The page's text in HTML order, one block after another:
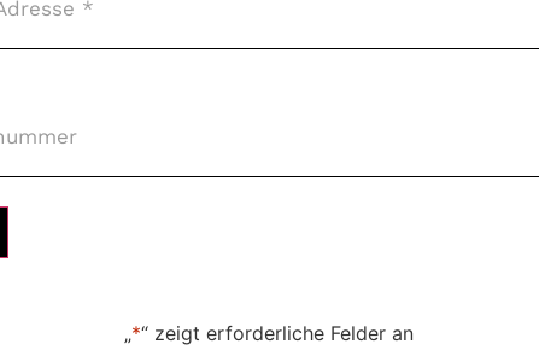
„*“ zeigt erforderliche Felder an